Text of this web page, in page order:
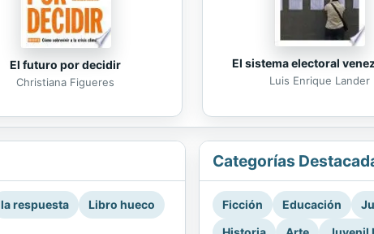
El futuro por decidir
Christiana Figueres
El sistema electoral
Luis Enrique Lander
la respuesta Libro hueco
Categorías
Ficción Educación